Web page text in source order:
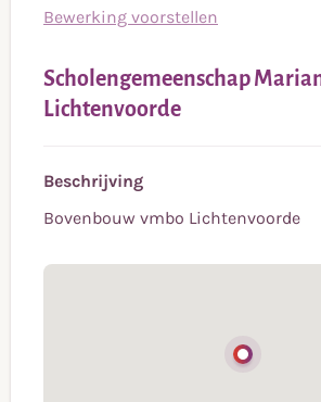
Bewerking voorstellen
Scholengemeenschap
Lichtenvoorde
Beschrijving
Bovenbouw vmbo Lichtenvoorde